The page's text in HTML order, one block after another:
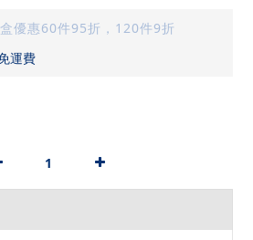
優惠60件95折，120件9折
運費